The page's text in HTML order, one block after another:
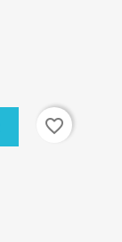
favorite_border